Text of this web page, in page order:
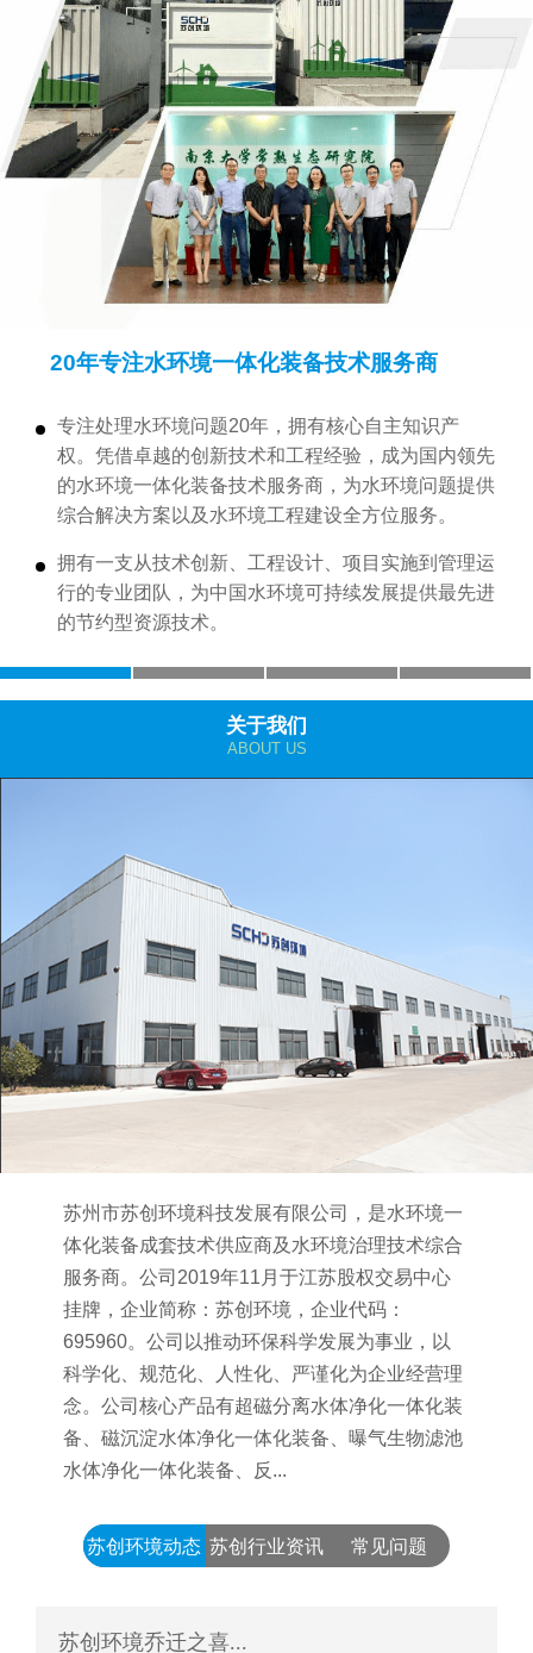
20年专注水环境一体化装备技术服务商
专注处理水环境问题20年，拥有核心自主知识产
权。凭借卓越的创新技术和工程经验，成为国内领先
的水环境一体化装备技术服务商，为水环境问题提供
综合解决方案以及水环境工程建设全方位服务。
拥有一支从技术创新、工程设计、项目实施到管理运
行的专业团队，为中国水环境可持续发展提供最先进
的节约型资源技术。
关于我们
苏州市苏创环境科技发展有限公司，是水环境一
体化装备成套技术供应商及水环境治理技术综合
服务商。公司2019年11月于江苏股权交易中心
挂牌，企业简称：苏创环境，企业代码：
695960。公司以推动环保科学发展为事业，以
科学化、规范化、人性化、严谨化为企业经营理
念。公司核心产品有超磁分离水体净化一体化装
备、磁沉淀水体净化一体化装备、曝气生物滤池
苏创环境动态 苏创行业资讯 常见问题